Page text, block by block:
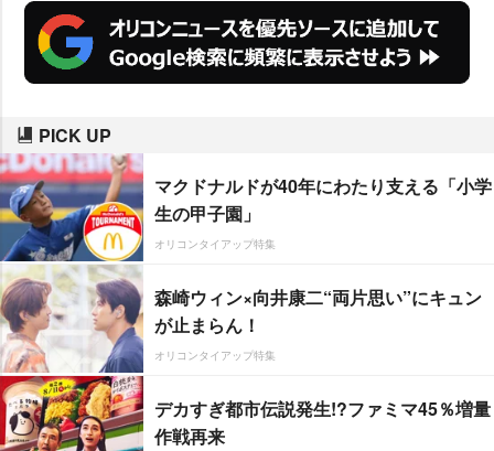
PICK UP
マクドナルドが40年にわたり支える「小学
生の甲子園」
オリコンタイアップ特集
森崎ウィン×向井康二“両片思い”にキュン
が止まらん！
オリコンタイアップ特集
デカすぎ都市伝説発生!?ファミマ45％増量
作戦再来